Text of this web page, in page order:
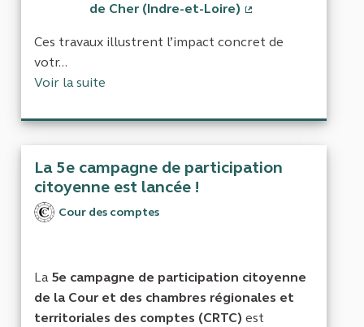
de Cher (Indre-et-Loire)
Ces travaux illustrent l’impact concret de
votr...
Voir la suite
La 5e campagne de participation
citoyenne est lancée !
Cour des comptes
La 5e campagne de participation citoyenne
de la Cour et des chambres régionales et
territoriales des comptes (CRTC) est